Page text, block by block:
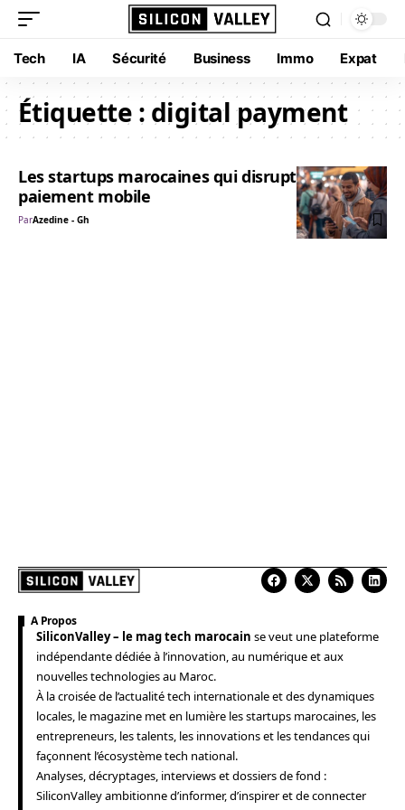
Tech IA Sécurité Business Immo Expat
Étiquette : digital payment
Les startups marocaines qui disruptent le
paiement mobile
ParAzedine - Gh
A Propos
SiliconValley – le mag tech marocain se veut une plateforme
indépendante dédiée à l’innovation, au numérique et aux
nouvelles technologies au Maroc.
À la croisée de l’actualité tech internationale et des dynamiques
locales, le magazine met en lumière les startups marocaines, les
entrepreneurs, les talents, les innovations et les tendances qui
façonnent l’écosystème tech national.
Analyses, décryptages, interviews et dossiers de fond :
SiliconValley ambitionne d’informer, d’inspirer et de connecter